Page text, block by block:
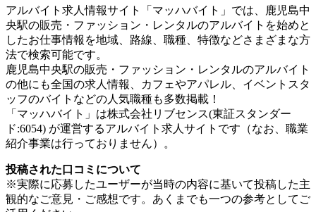
アルバイト求人情報サイト「マッハバイト」では、鹿児島中
央駅の販売・ファッション・レンタルのアルバイトを始めと
したお仕事情報を地域、路線、職種、特徴などさまざまな方
法で検索可能です。
鹿児島中央駅の販売・ファッション・レンタルのアルバイト
の他にも全国の求人情報、カフェやアパレル、イベントスタ
ッフのバイトなどの人気職種も多数掲載！
「マッハバイト」は株式会社リブセンス(東証スタンダー
ド:6054) が運営するアルバイト求人サイトです（なお、職業
紹介事業は行っておりません）。
投稿された口コミについて
※実際に応募したユーザーが当時の内容に基いて投稿した主
観的なご意見・ご感想です。あくまでも一つの参考としてご